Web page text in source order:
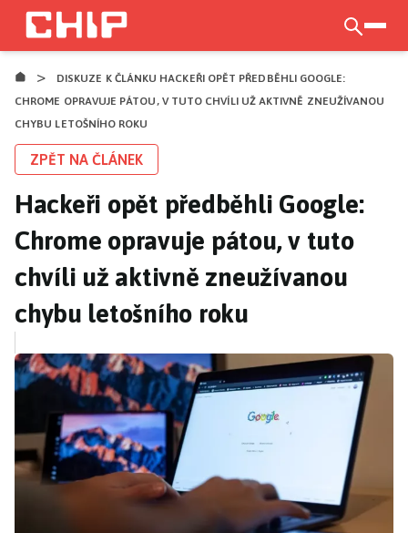
Přejít
hlavnímu
obsahu
>
DISKUZE K ČLÁNKU HACKEŘI OPĚT PŘEDBĚHLI GOOGLE:
CHROME OPRAVUJE PÁTOU, V TUTO CHVÍLI UŽ AKTIVNĚ ZNEUŽÍVANOU
CHYBU LETOŠNÍHO ROKU
ZPĚT NA ČLÁNEK
Hackeři opět předběhli Google:
Chrome opravuje pátou, v tuto
chvíli už aktivně zneužívanou
chybu letošního roku